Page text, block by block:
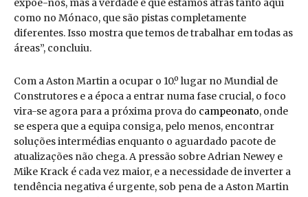
expõe-nos, mas a verdade é que estamos atrás tanto aqui
como no Mónaco, que são pistas completamente
diferentes. Isso mostra que temos de trabalhar em todas as
áreas”, concluiu.
Com a Aston Martin a ocupar o 10.º lugar no Mundial de
Construtores e a época a entrar numa fase crucial, o foco
vira-se agora para a próxima prova do campeonato, onde
se espera que a equipa consiga, pelo menos, encontrar
soluções intermédias enquanto o aguardado pacote de
atualizações não chega. A pressão sobre Adrian Newey e
Mike Krack é cada vez maior, e a necessidade de inverter a
tendência negativa é urgente, sob pena de a Aston Martin